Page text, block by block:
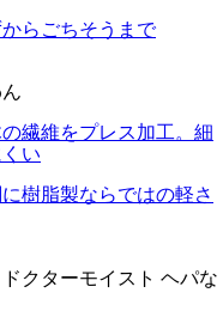
らごちそうまで
繊維をプレス加工。細
い
樹脂製ならではの軽さ
クターモイスト ヘパな